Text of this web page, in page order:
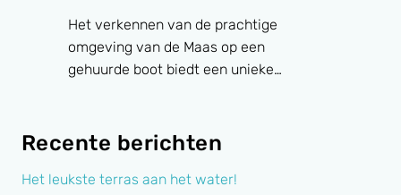
Het verkennen van de prachtige
omgeving van de Maas op een
gehuurde boot biedt een unieke…
Recente berichten
Het leukste terras aan het water!